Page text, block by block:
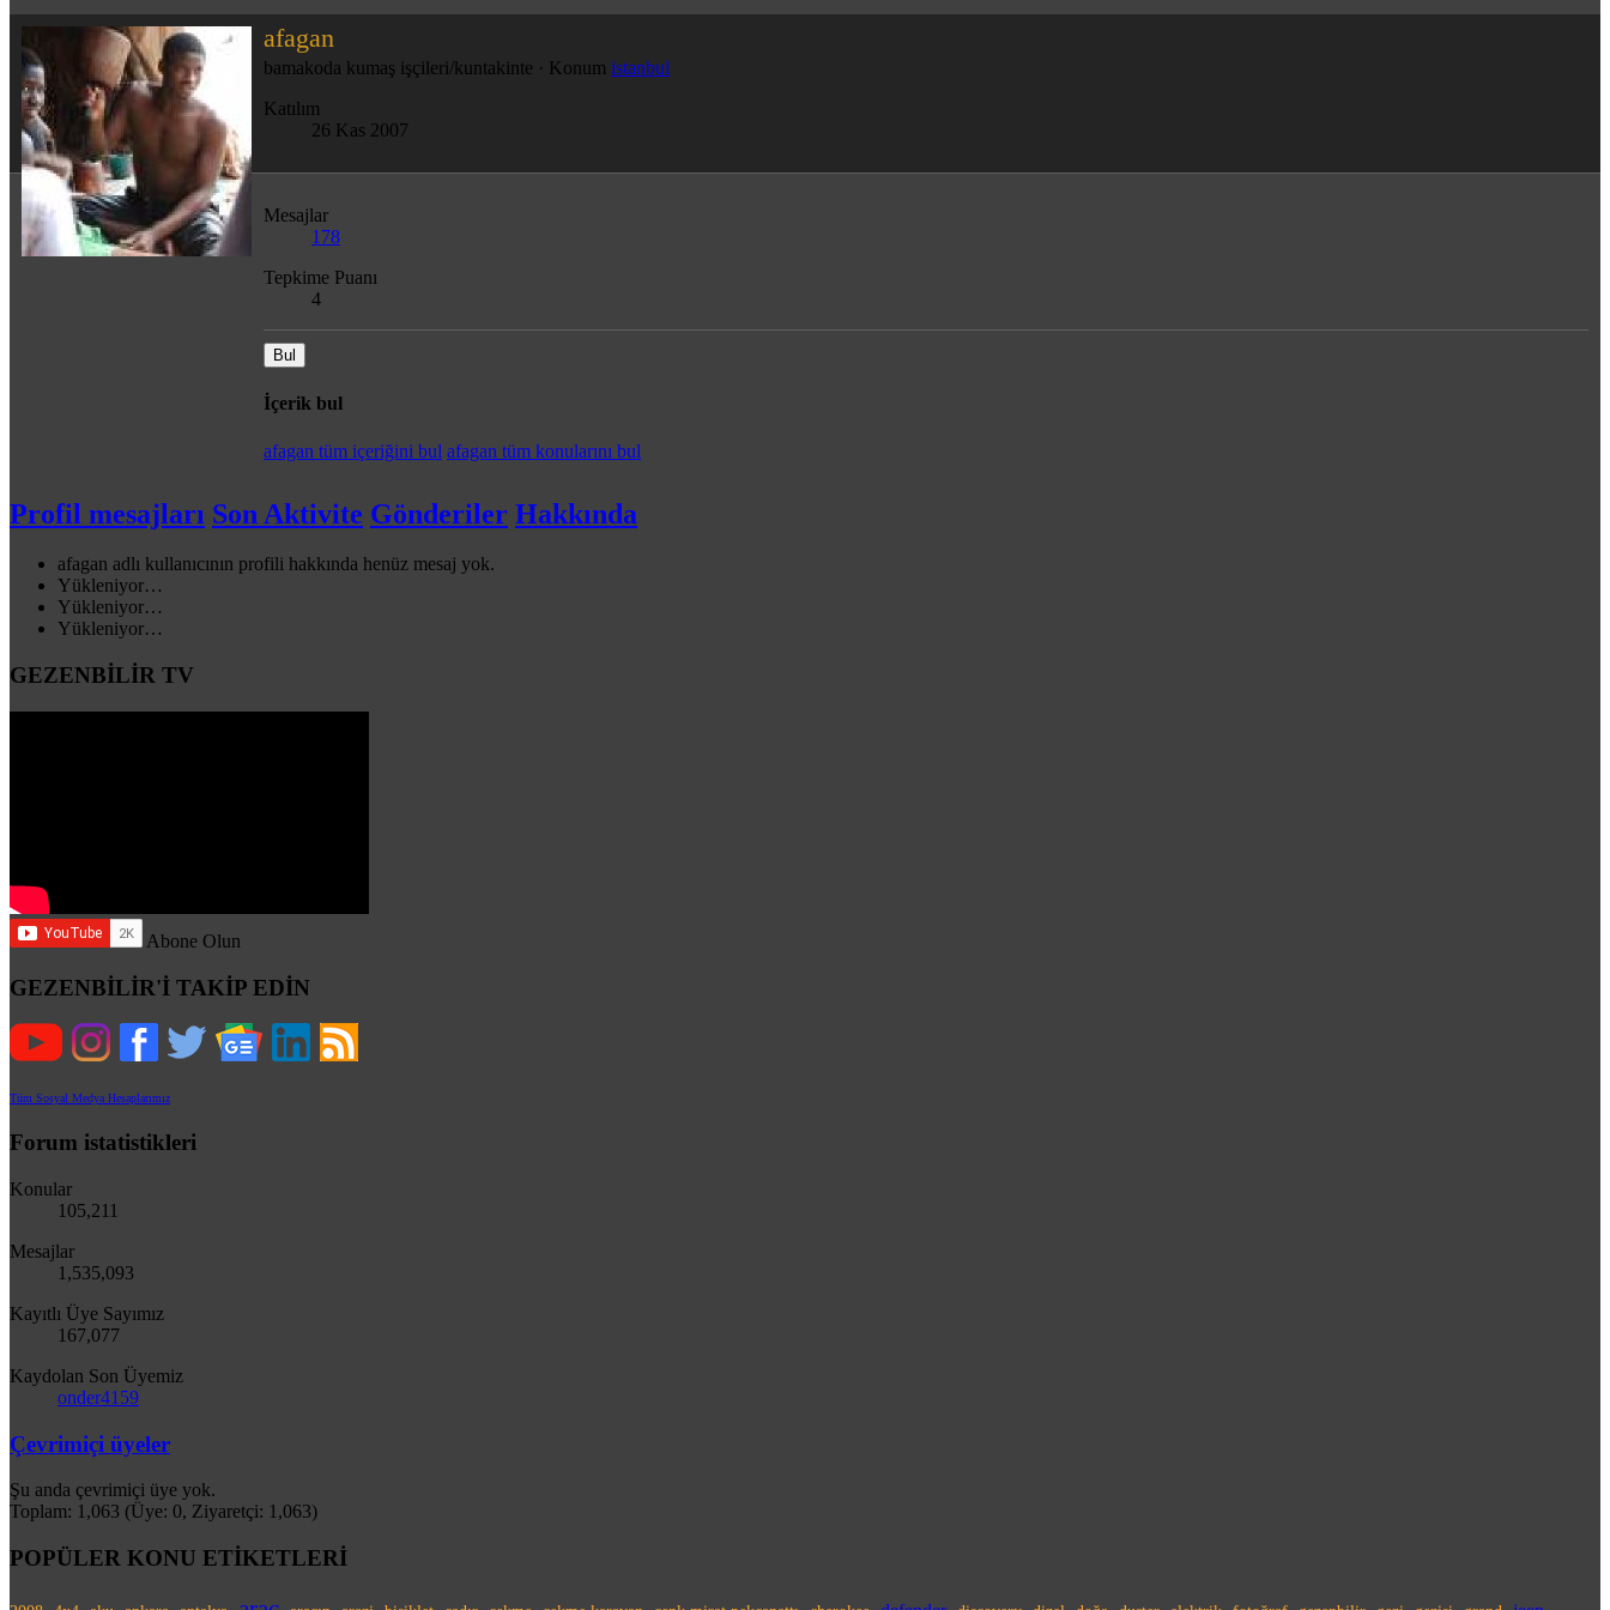
afagan
bamakoda kumaş işçileri/kuntakinte · Konum istanbul
Katılım
26 Kas 2007
Mesajlar
178
Tepkime Puanı
4
Bul
İçerik bul
afagan tüm içeriğini bul afagan tüm konularını bul
Profil mesajları Son Aktivite Gönderiler Hakkında
afagan adlı kullanıcının profili hakkında henüz mesaj yok.
Yükleniyor…
Yükleniyor…
Yükleniyor…
GEZENBİLİR TV
Abone Olun
GEZENBİLİR'İ TAKİP EDİN
Tüm Sosyal Medya Hesaplarımız
Forum istatistikleri
Konular
105,211
Mesajlar
1,535,093
Kayıtlı Üye Sayımız
167,077
Kaydolan Son Üyemiz
onder4159
Çevrimiçi üyeler
Şu anda çevrimiçi üye yok.
Toplam: 1,063 (Üye: 0, Ziyaretçi: 1,063)
POPÜLER KONU ETİKETLERİ